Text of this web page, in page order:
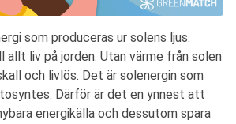
som produceras ur solens ljus.
allt liv på jorden. Utan värme från solen
och livlös. Det är solenergin som
Därför är det en ynnest att
energikälla och dessutom spara